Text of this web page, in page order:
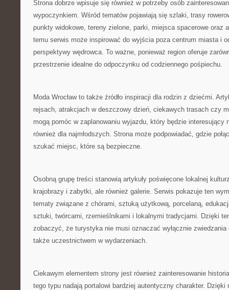
Strona dobrze wpisuje się również w potrzeby osób
wypoczynkiem. Wśród tematów pojawiają się szlaki, trasy
punkty widokowe, tereny zielone, parki, miejsca spacerowe oraz
temu serwis może inspirować do wyjścia poza centrum miasta i
perspektywy wędrowca. To ważne, ponieważ region oferuje
przestrzenie idealne do odpoczynku od codziennego pośpiechu.
Moda Wrocław to także źródło inspiracji dla rodzin z dziećmi.
rejsach, atrakcjach w deszczowy dzień, ciekawych trasach czy
mogą pomóc w zaplanowaniu wyjazdu, który będzie interesujący
również dla najmłodszych. Strona może podpowiadać, gdzie
szukać miejsc, które są bezpieczne.
Osobną grupę treści stanowią artykuły poświęcone lokalnej
krajobrazy i zabytki, ale również galerie. Serwis pokazuje ten
tematy związane z chórami, sztuką użytkową, porcelaną,
sztuki, twórcami, rzemieślnikami i lokalnymi tradycjami. Dzięki
zobaczyć, że turystyka nie musi oznaczać wyłącznie
także uczestnictwem w wydarzeniach.
Ciekawym elementem strony jest również zainteresowanie
tego typu nadają portalowi bardziej autentyczny charakter.